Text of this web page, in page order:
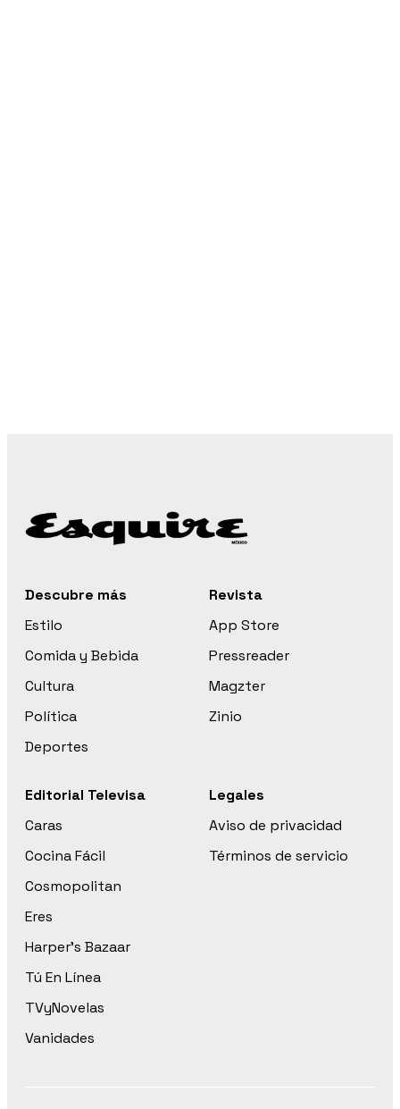
Descubre más
Estilo
Comida y Bebida
Cultura
Política
Deportes
Revista
App Store
Pressreader
Magzter
Zinio
Editorial Televisa
Caras
Cocina Fácil
Cosmopolitan
Eres
Harper’s Bazaar
Tú En Línea
TVyNovelas
Vanidades
Legales
Aviso de privacidad
Términos de servicio